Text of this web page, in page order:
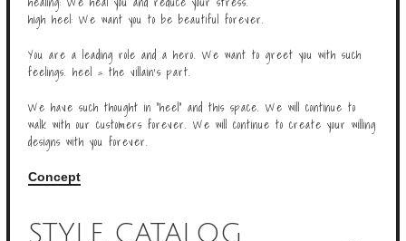
high heel: We want you to be beautiful forever.
You are a leading role and a hero. We want to greet you with such
feelings. heel = the villain’s part.
We have such thought in “heel” and this space. We will continue to
walk with our customers forever. We will continue to create your willing
designs with you forever.
Concept
STYLE CATALOG